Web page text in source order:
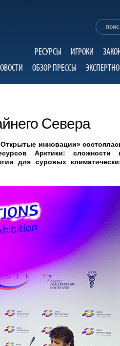
РЕСУРСЫ ИГРОКИ
ОБЗОР ПРЕССЫ
Севера
инновации»
Арктики: сложности
для суровых